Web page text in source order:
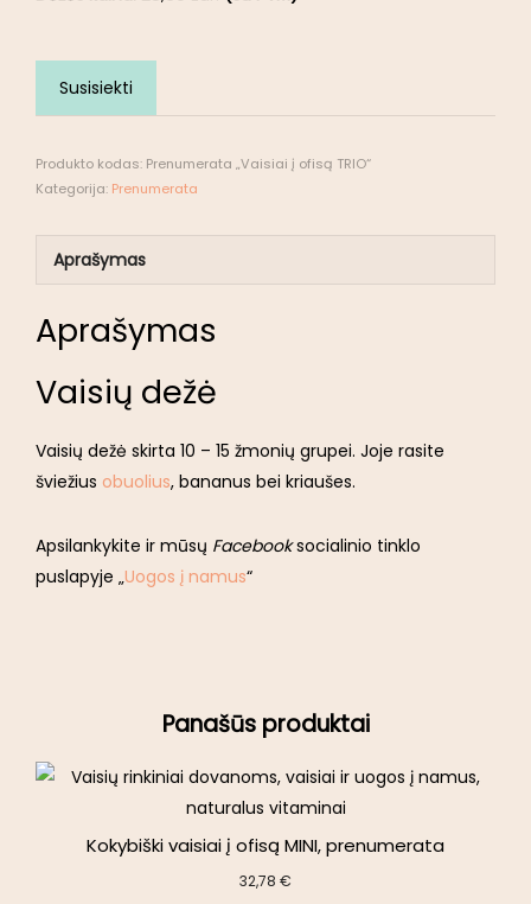
Susisiekti
Produkto kodas: Prenumerata „Vaisiai į ofisą TRIO“
Kategorija: Prenumerata
Aprašymas
Aprašymas
Vaisių dežė
Vaisių dežė skirta 10 – 15 žmonių grupei. Joje rasite
šviežius obuolius, bananus bei kriaušes.
Apsilankykite ir mūsų Facebooksocialinio tinklo
puslapyje „Uogos į namus“
Panašūs produktai
Kokybiški vaisiai į ofisą MINI, prenumerata
32,78 €